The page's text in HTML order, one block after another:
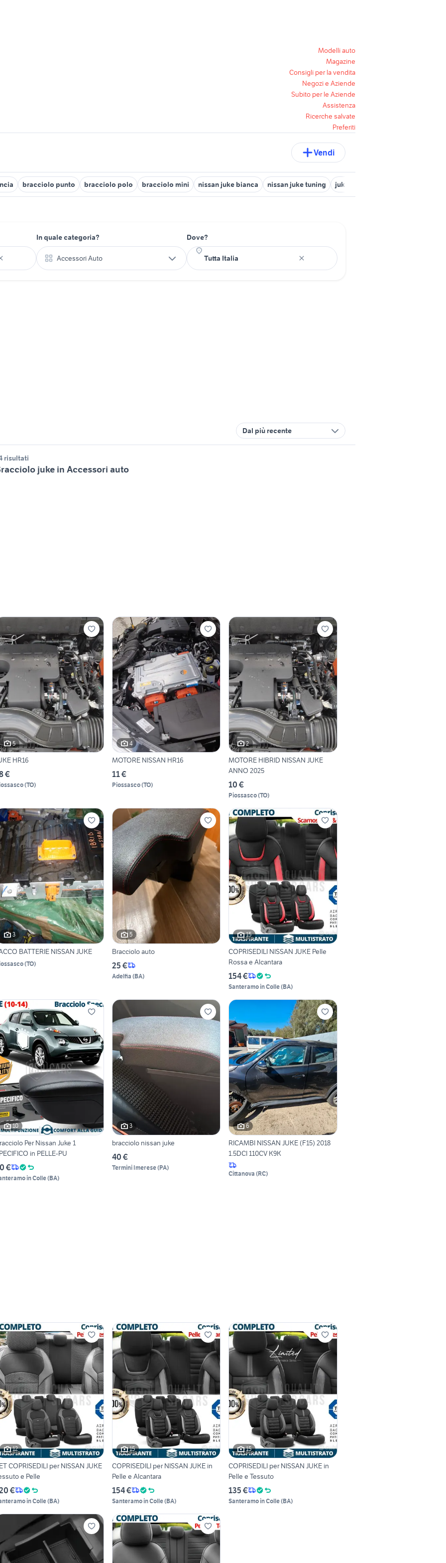
Modelli auto
Magazine
Consigli per la vendita
Negozi e Aziende
Subito per le Aziende
Assistenza
Ricerche salvate
Preferiti
Vendi
bracciolo punto bracciolo polo bracciolo mini nissan juke bianca nissan juke tuning juke bianca
In quale categoria?
Accessori Auto
Dove?
Dal più recente
risultati
juke in Accessori auto
5
HR16
€
(TO)
4
MOTORE NISSAN HR16
11 €
Piossasco(TO)
2
MOTORE HIBRID NISSAN JUKE
ANNO 2025
10 €
Piossasco(TO)
3
BATTERIE NISSAN JUKE
(TO)
5
Bracciolo auto
25 €
Adelfia (BA)
15
COPRISEDILI NISSAN JUKE Pelle
Rossa e Alcantara
154 €
Santeramo in Colle(BA)
10
Per Nissan Juke 1
in PELLE-PU
€
in Colle(BA)
3
bracciolo nissan juke
40 €
Termini Imerese(PA)
6
RICAMBI NISSAN JUKE (F15) 2018
1.5DCI 110CV K9K
Cittanova (RC)
12
COPRISEDILI per NISSAN JUKE
e Pelle
€
in Colle(BA)
15
COPRISEDILI per NISSAN JUKE in
Pelle e Alcantara
154 €
Santeramo in Colle(BA)
15
COPRISEDILI per NISSAN JUKE in
Pelle e Tessuto
135 €
Santeramo in Colle(BA)